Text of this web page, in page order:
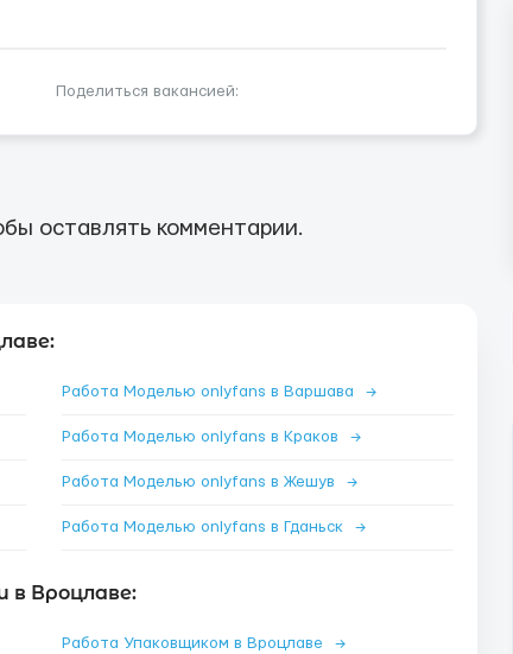
Поделиться вакансией:
оставлять комментарии.
Работа Моделью onlyfans в Варшава →
Работа Моделью onlyfans в Краков →
Работа Моделью onlyfans в Жешув →
Работа Моделью onlyfans в Гданьск →
в Вроцлаве:
Работа Упаковщиком в Вроцлаве →